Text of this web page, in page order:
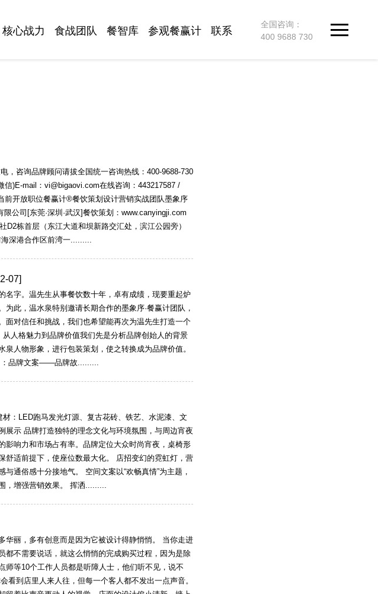
全国咨询：
400 9688 730
核心战力 食战团队 餐智库 参观餐赢计 联系
，咨询品牌顾问请拔全国统一咨询热线：400-9688-730
信)E-mail：vi@bigaovi.com在线咨询：443217587 /
前开放职位餐赢计®餐饮策划设计营销实战团队墨象序
公司[东莞·深圳·武汉]餐饮策划：www.canyingji.com
D2栋首层（东江大道和坝新路交汇处，滨江公园旁）
深港合作区前湾一.........
07]
名字。温先生从事餐饮数十年，卓有成绩，现要重起炉
此，温水泉特别邀请长期合作的墨象序·餐赢计团队，
面对信任和挑战，我们也希望能再次为温先生打造一个
从人格魅力到品牌价值我们先是分析品牌创始人的背景
人物形象，进行包装策划，使之转换成为品牌价值。
：品牌文案——品牌故.........
：LED跑马发光灯源、复古花砖、铁艺、水泥漆、文
展示 品牌打造独特的理念文化与环境氛围，与周边宵夜
影响力和市场占有率。品牌定位大众时尚宵夜，桌椅形
舒适前提下，使座位数最大化。 店招变幻的霓虹灯，营
通俗感十分接地气。 空间文案以“欢畅真情”为主题，
，增强营销效果。 挥洒.........
华丽，多有创意而是因为它被设计得静悄悄。 当你走进
都不需要说话，就这么悄悄的完成购买过程，因为是除
师等10个工作人员都是听障人士，他们听不见，说不
看到店里人来人往，但每一个客人都不发出一点声音。